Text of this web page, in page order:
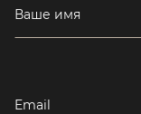
Ваше имя
Email